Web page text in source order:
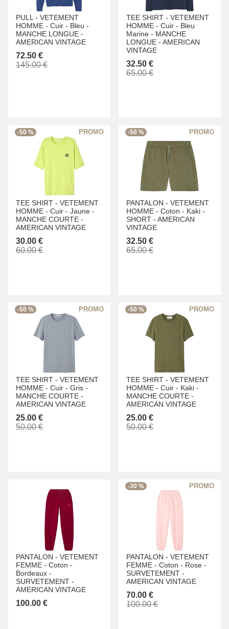
PULL - VETEMENT
HOMME - Cuir - Bleu -
MANCHE LONGUE -
AMERICAN VINTAGE
72.50 €
145.00 €
TEE SHIRT - VETEMENT
HOMME - Cuir - Bleu
Marine - MANCHE
LONGUE - AMERICAN
VINTAGE
32.50 €
65.00 €
-50 %
TEE SHIRT - VETEMENT
HOMME - Cuir - Jaune -
MANCHE COURTE -
AMERICAN VINTAGE
30.00 €
60.00 €
-50 %
PANTALON - VETEMENT
HOMME - Coton - Kaki -
SHORT - AMERICAN
VINTAGE
32.50 €
65.00 €
-50 %
TEE SHIRT - VETEMENT
HOMME - Cuir - Gris -
MANCHE COURTE -
AMERICAN VINTAGE
25.00 €
50.00 €
-50 %
TEE SHIRT - VETEMENT
HOMME - Cuir - Kaki -
MANCHE COURTE -
AMERICAN VINTAGE
25.00 €
50.00 €
PANTALON - VETEMENT
FEMME - Coton -
Bordeaux -
SURVETEMENT -
AMERICAN VINTAGE
100.00 €
-30 %
PANTALON - VETEMENT
FEMME - Coton - Rose -
SURVETEMENT -
AMERICAN VINTAGE
70.00 €
100.00 €